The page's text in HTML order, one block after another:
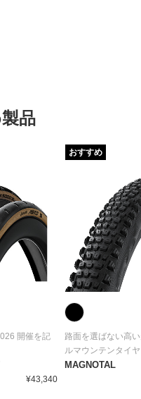
品
開催を記
¥43,340
路面を選ばない高
ルマウンテンタイヤ
MAGNOTAL
おすすめ